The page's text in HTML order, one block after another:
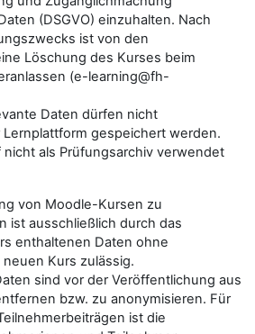
(DSGVO) einzuhalten. Nach
ist von den
Löschung des Kurses beim
(e-learning@fh-
Daten dürfen nicht
gespeichert werden.
nicht als Prüfungsarchiv verwendet
von Moodle-Kursen zu
ist ausschließlich durch das
enthaltenen Daten ohne
Kurs zulässig.
sind vor der Veröffentlichung aus
bzw. zu anonymisieren. Für
ist die